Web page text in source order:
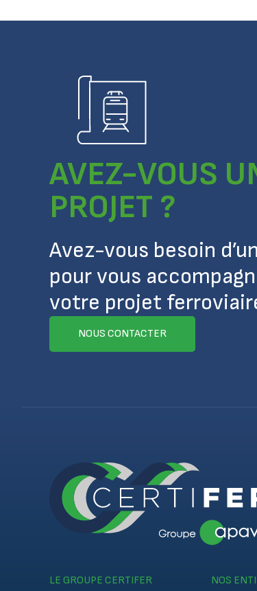
AVEZ-VOUS
PROJET ?
Avez-vous besoin
pour vous
votre projet
NOUS CONTACTER
LE GROUPE CERTIFER NOS